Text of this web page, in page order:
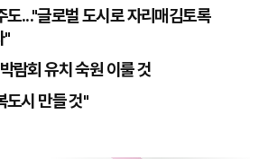
도..."글로벌 도시로 자리매김토록
"
람회 유치 숙원 이룰 것
도시 만들 것"